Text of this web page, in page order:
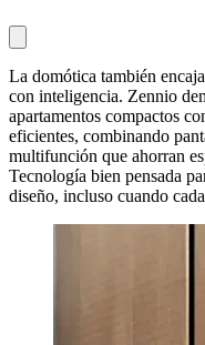
La domótica también
con inteligencia. Zennio
apartamentos compactos
eficientes, combinando
multifunción que ahorran
Tecnología bien pensada
diseño, incluso cuando